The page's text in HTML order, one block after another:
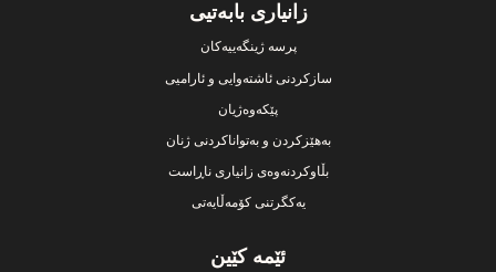
زانیاری بابەتیی
پرسە ژینگەییەکان
سازکردنی ئاشتەوایی و ئارامیی
پێکەوەژیان
بەهێزکردن و بەتواناکردنی ژنان
بڵاوکردنەوەی زانیاری ناڕاست
یەکگرتنی کۆمەڵایەتی
ئێمە کێین